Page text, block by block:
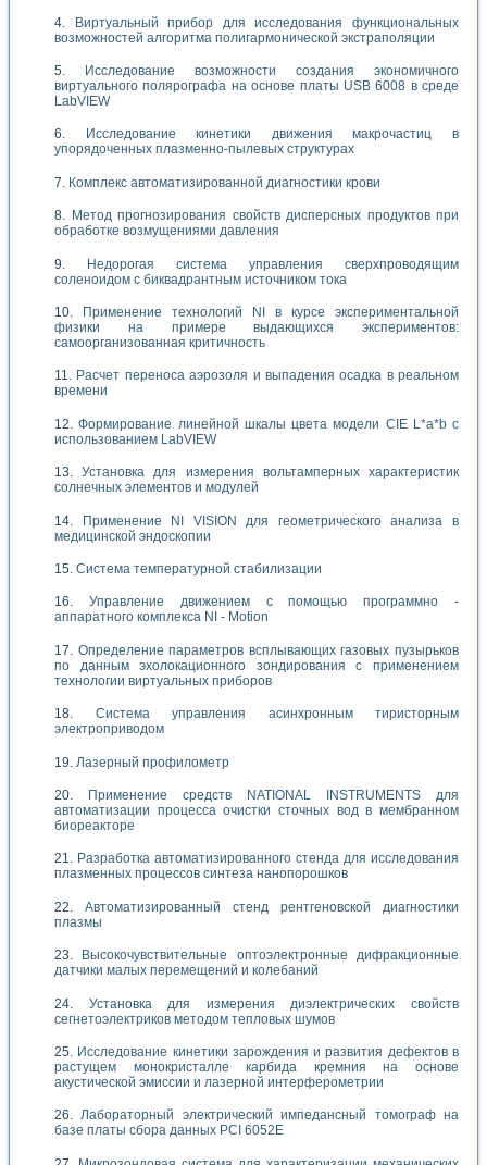
Виртуальный прибор для исследования функциональных
возможностей алгоритма полигармонической экстраполяции
Исследование возможности создания экономичного
виртуального полярографа на основе платы USB 6008 в среде
LabVIEW
Исследование кинетики движения макрочастиц в
упорядоченных плазменно-пылевых структурах
Комплекс автоматизированной диагностики крови
Метод прогнозирования свойств дисперсных продуктов при
обработке возмущениями давления
Недорогая система управления сверхпроводящим
соленоидом с биквадрантным источником тока
Применение технологий NI в курсе экспериментальной
физики на примере выдающихся экспериментов:
самоорганизованная критичность
Расчет переноса аэрозоля и выпадения осадка в реальном
времени
Формирование линейной шкалы цвета модели CIE L*a*b с
использованием LabVIEW
Установка для измерения вольтамперных характеристик
солнечных элементов и модулей
Применение NI VISION для геометрического анализа в
медицинской эндоскопии
Система температурной стабилизации
Управление движением с помощью программно -
аппаратного комплекса NI - Motion
Определение параметров всплывающих газовых пузырьков
по данным эхолокационного зондирования с применением
технологии виртуальных приборов
Система управления асинхронным тиристорным
электроприводом
Лазерный профилометр
Применение средств NATIONAL INSTRUMENTS для
автоматизации процесса очистки сточных вод в мембранном
биореакторе
Разработка автоматизированного стенда для исследования
плазменных процессов синтеза нанопорошков
Автоматизированный стенд рентгеновской диагностики
плазмы
Высокочувствительные оптоэлектронные дифракционные
датчики малых перемещений и колебаний
Установка для измерения диэлектрических свойств
сегнетоэлектриков методом тепловых шумов
Исследование кинетики зарождения и развития дефектов в
растущем монокристалле карбида кремния на основе
акустической эмиссии и лазерной интерферометрии
Лабораторный электрический импедансный томограф на
базе платы сбора данных PCI 6052E